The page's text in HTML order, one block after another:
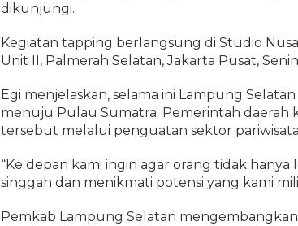
dikunjungi.
Kegiatan tapping berlangsung di Studio
Unit II, Palmerah Selatan, Jakarta Pusat,
Egi menjelaskan, selama ini Lampung
menuju Pulau Sumatra. Pemerintah daerah
tersebut melalui penguatan sektor
“Ke depan kami ingin agar orang tidak
singgah dan menikmati potensi yang kami
Pemkab Lampung Selatan